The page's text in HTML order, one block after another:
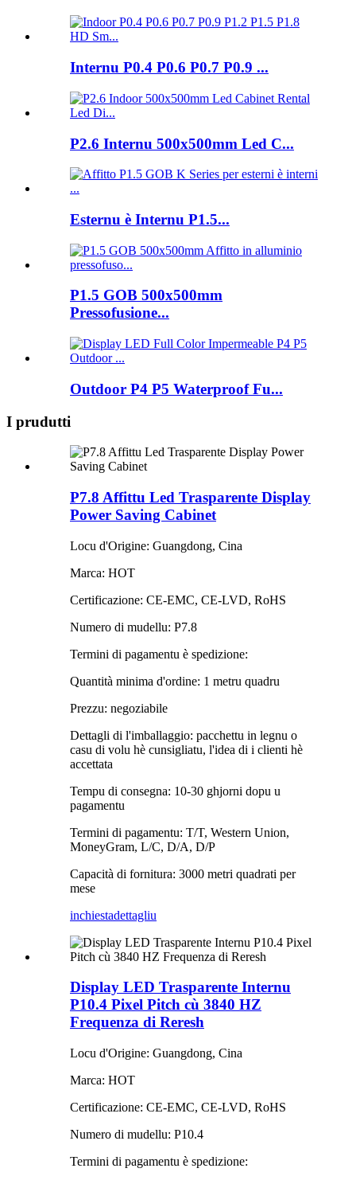
Internu P0.4 P0.6 P0.7 P0.9 ...
P2.6 Internu 500x500mm Led C...
Esternu è Internu P1.5...
P1.5 GOB 500x500mm
Pressofusione...
Outdoor P4 P5 Waterproof Fu...
I prudutti
P7.8 Affittu Led Trasparente Display
Power Saving Cabinet
Locu d'Origine: Guangdong, Cina
Marca: HOT
Certificazione: CE-EMC, CE-LVD, RoHS
Numero di mudellu: P7.8
Termini di pagamentu è spedizione:
Quantità minima d'ordine: 1 metru quadru
Prezzu: negoziabile
Dettagli di l'imballaggio: pacchettu in legnu o
casu di volu hè cunsigliatu, l'idea di i clienti hè
accettata
Tempu di consegna: 10-30 ghjorni dopu u
pagamentu
Termini di pagamentu: T/T, Western Union,
MoneyGram, L/C, D/A, D/P
Capacità di fornitura: 3000 metri quadrati per
mese
inchiestadettagliu
Display LED Trasparente Internu
P10.4 Pixel Pitch cù 3840 HZ
Frequenza di Reresh
Locu d'Origine: Guangdong, Cina
Marca: HOT
Certificazione: CE-EMC, CE-LVD, RoHS
Numero di mudellu: P10.4
Termini di pagamentu è spedizione: